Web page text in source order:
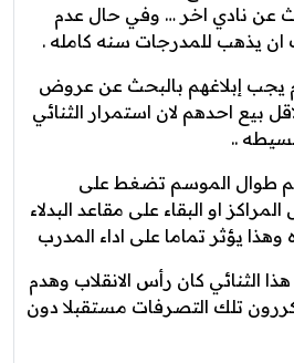
عن نادي اخر … وفي حال عدم
ان يذهب للمدرجات سنه كامله .
يجب إبلاغهم بالبحث عن عروض
بيع احدهم لان استمرار الثنائي
..
طوال الموسم تضغط على
او البقاء على مقاعد البدلاء
يؤثر تماما على اداء المدرب
الثنائي كان رأس الانقلاب وهدم
تلك التصرفات مستقبلا دون